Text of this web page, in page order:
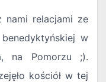
nami relacjami ze
w
na Pomorzu ;).
kościół w tej